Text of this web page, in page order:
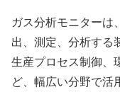
ガス分析モニターは
出、測定、分析する
生産プロセス制御、
ど、幅広い分野で活